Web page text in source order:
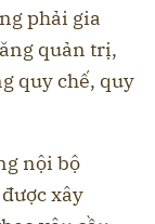
phải gia
quản trị,
quy chế, quy
nội bộ
xây